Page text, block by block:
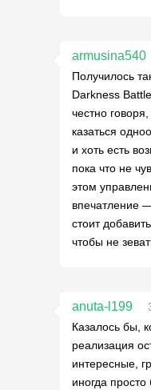
armusina540
Получилось
Darkness
честно
казаться
и хоть есть
пока что не
этом
впечатление
стоит
чтобы не
anuta-l199
Казалось бы,
реализация
интересные,
иногда